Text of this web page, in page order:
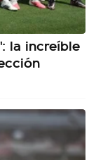
la increíble